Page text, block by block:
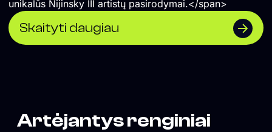
unikalūs Nijinsky III artistų pasirodymai.</span>
Skaityti daugiau
Artėjantys renginiai